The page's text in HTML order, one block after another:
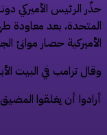
الرئيس الأميركي
بعد معاودة
حصار موانئ
ترامب في البيت
أن يغلقوا المضيق